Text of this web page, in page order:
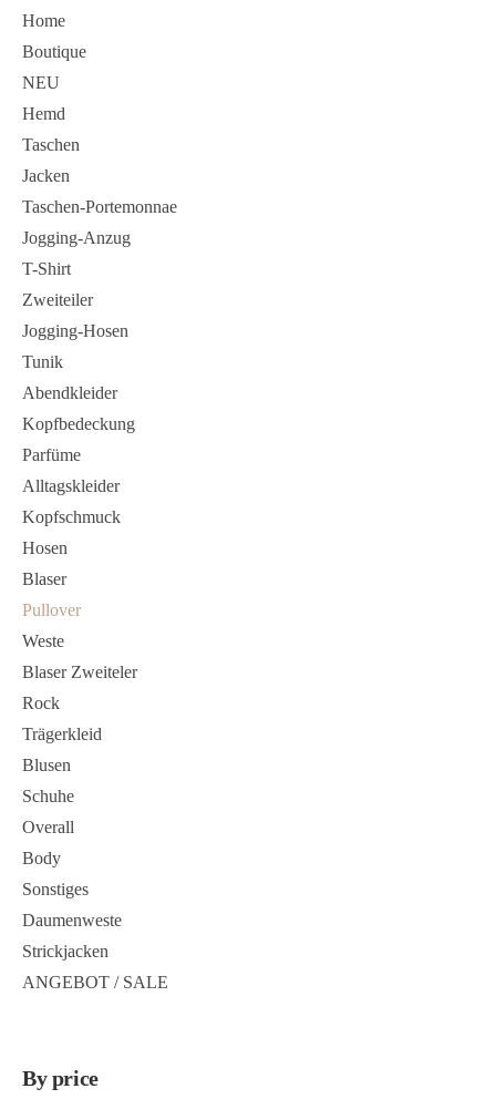
Home
Boutique
NEU
Hemd
Taschen
Jacken
Taschen-Portemonnae
Jogging-Anzug
T-Shirt
Zweiteiler
Jogging-Hosen
Tunik
Abendkleider
Kopfbedeckung
Parfüme
Alltagskleider
Kopfschmuck
Hosen
Blaser
Pullover
Weste
Blaser Zweiteler
Rock
Trägerkleid
Blusen
Schuhe
Overall
Body
Sonstiges
Daumenweste
Strickjacken
ANGEBOT / SALE
By price